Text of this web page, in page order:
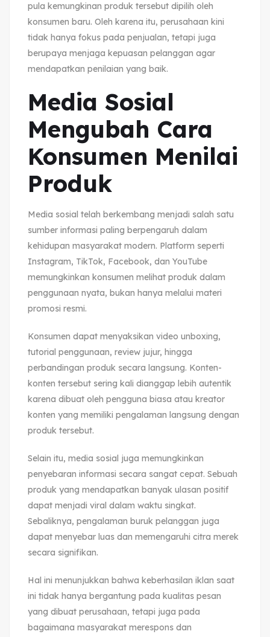
pula kemungkinan produk tersebut dipilih oleh
konsumen baru. Oleh karena itu, perusahaan kini
tidak hanya fokus pada penjualan, tetapi juga
berupaya menjaga kepuasan pelanggan agar
mendapatkan penilaian yang baik.
Media Sosial
Mengubah Cara
Konsumen Menilai
Produk
Media sosial telah berkembang menjadi salah satu
sumber informasi paling berpengaruh dalam
kehidupan masyarakat modern. Platform seperti
Instagram, TikTok, Facebook, dan YouTube
memungkinkan konsumen melihat produk dalam
penggunaan nyata, bukan hanya melalui materi
promosi resmi.
Konsumen dapat menyaksikan video unboxing,
tutorial penggunaan, review jujur, hingga
perbandingan produk secara langsung. Konten-
konten tersebut sering kali dianggap lebih autentik
karena dibuat oleh pengguna biasa atau kreator
konten yang memiliki pengalaman langsung dengan
produk tersebut.
Selain itu, media sosial juga memungkinkan
penyebaran informasi secara sangat cepat. Sebuah
produk yang mendapatkan banyak ulasan positif
dapat menjadi viral dalam waktu singkat.
Sebaliknya, pengalaman buruk pelanggan juga
dapat menyebar luas dan memengaruhi citra merek
secara signifikan.
Hal ini menunjukkan bahwa keberhasilan iklan saat
ini tidak hanya bergantung pada kualitas pesan
yang dibuat perusahaan, tetapi juga pada
bagaimana masyarakat merespons dan